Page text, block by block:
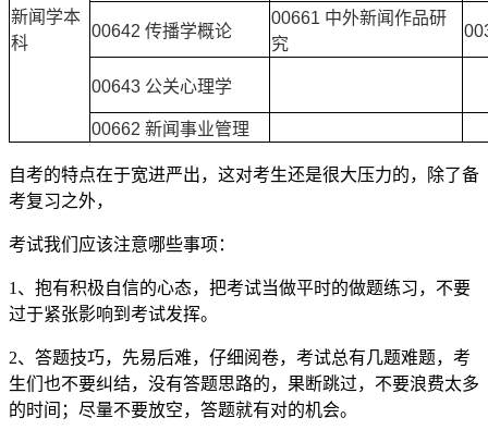
新闻学本
科
00642 传播学概论
00661 中外新闻作品研
究
00643 公关心理学
00662 新闻事业管理
自考的特点在于宽进严出，这对考生还是很大压力的，除了备
考复习之外，
考试我们应该注意哪些事项：
1、抱有积极自信的心态，把考试当做平时的做题练习，不要
过于紧张影响到考试发挥。
2、答题技巧，先易后难，仔细阅卷，考试总有几题难题，考
生们也不要纠结，没有答题思路的，果断跳过，不要浪费太多
的时间；尽量不要放空，答题就有对的机会。